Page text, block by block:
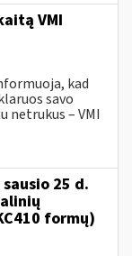
VMI
kad
savo
netrukus – VMI
25 d.
formų)